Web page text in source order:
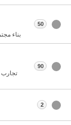
بناء
50
تجارب
90
2